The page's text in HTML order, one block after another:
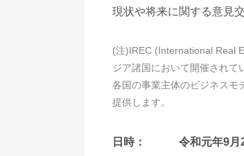
現状や将来に関する意見
(注)IREC (International Real
ジア諸国において開催されて
各国の事業主体のビジネスモ
提供します。
日時：
令和元年9月